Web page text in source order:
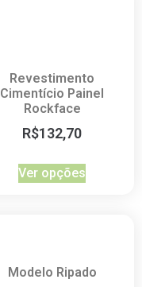
Revestimento
Cimentício Painel
Rockface
R$132,70
Ver opções
Modelo Ripado